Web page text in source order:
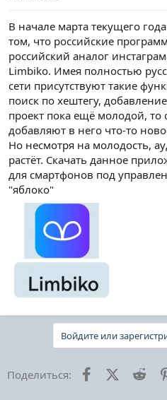
а
В начале марта текущего
том, что российские
российский аналог
Limbikо. Имея полностью
сети присутствуют такие
поиск по хештегу,
проект пока ещё молодой, то
добавляют в него что-то
Но несмотря на молодость,
растёт. Скачать данное
для смартфонов под
"яблоко"
Войдите или
Поделиться: Facebook
X